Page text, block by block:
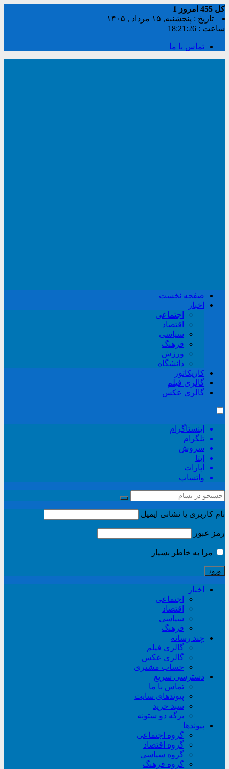
کل امروز
1
تاریخ : پنجشنبه, ۱۵ مرداد , ۱۴۰۵
ساعت : 18:21:27
تماس با ما
صفحه نخست
اخبار
اجتماعی
اقتصاد
سیاسی
فرهنگ
ورزش
دانشگاه
کاریکاتور
گالری فیلم
گالری عکس
اینستاگرام
تلگرام
سروش
ایتا
آپارات
واتساپ
نام کاربری یا نشانی ایمیل
رمز عبور
مرا به خاطر بسپار
اخبار
اجتماعی
اقتصاد
سیاسی
فرهنگ
چند رسانه
گالری فیلم
گالری عکس
حساب مشتری
دسترسی سریع
تماس با ما
پیوندهای سایت
سبد خريد
برگه دو ستونه
پیوندها
گروه اجتماعی
گروه اقتصاد
گروه سیاسی
گروه فرهنگ